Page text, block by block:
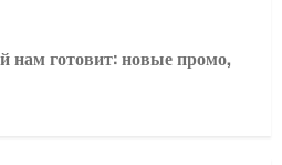
нам готовит: новые промо,